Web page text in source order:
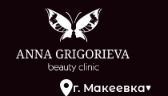
г. Макеевка